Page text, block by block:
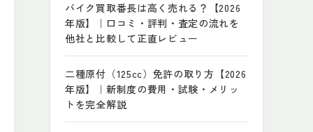
バイク買取番長は高く売れる？【2026
年版】｜口コミ・評判・査定の流れを
他社と比較して正直レビュー
二種原付（125cc）免許の取り方【2026
年版】｜新制度の費用・試験・メリッ
トを完全解説